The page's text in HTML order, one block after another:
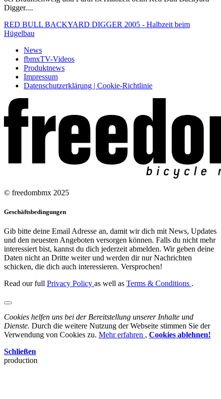
Digger....
RED BULL BACKYARD DIGGER 2005 - Halbzeit beim
Hügelbau
News
fbmxTV-Videos
Produktnews
Impressum
Datenschutzerklärung | Cookie-Richtlinie
© freedombmx 2025
Geschäftsbedingungen
Gib bitte deine Email Adresse an, damit wir dich mit News, Updates
und den neuesten Angeboten versorgen können. Falls du nicht mehr
interessiert bist, kannst du dich jederzeit abmelden. Wir geben deine
Daten nicht an Dritte weiter und werden dir nur Nachrichten
schicken, die dich auch interessieren. Versprochen!
Read our full Privacy Policy as well as Terms & Conditions .
Cookies helfen uns bei der Bereitstellung unserer Inhalte und
Dienste. Durch die weitere Nutzung der Webseite stimmen Sie der
Verwendung von Cookies zu. Mehr erfahren , Cookies ablehnen!
Schließen
production